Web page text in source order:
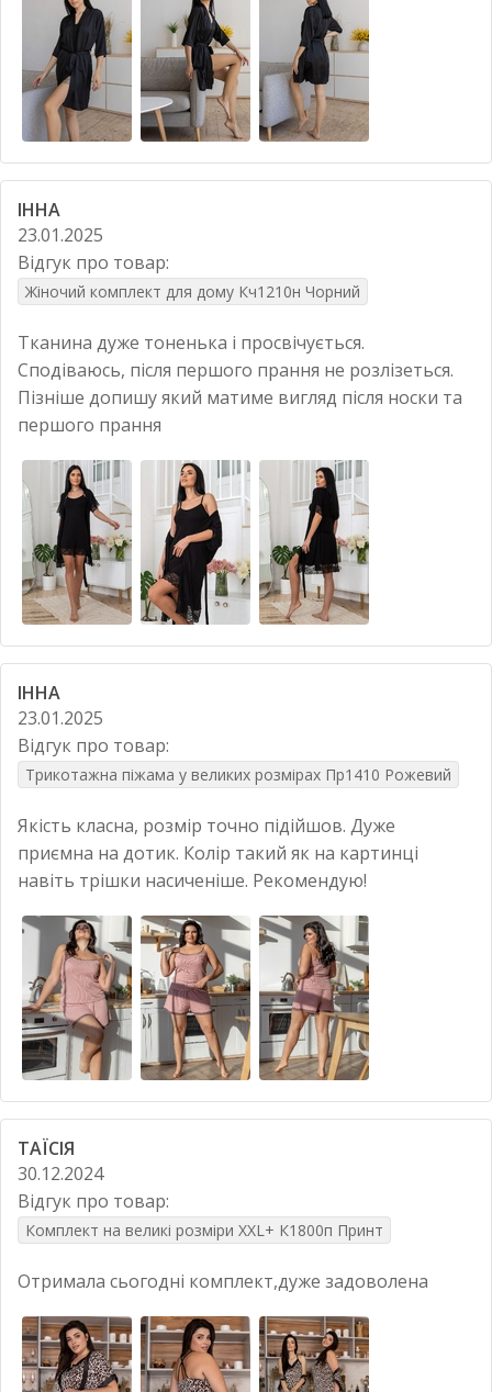
ІННА
23.01.2025
Відгук про товар:
Жіночий комплект для дому Кч1210н Чорний
Тканина дуже тоненька і просвічується.
Сподіваюсь, після першого прання не розлізеться.
Пізніше допишу який матиме вигляд після носки та
першого прання
ІННА
23.01.2025
Відгук про товар:
Трикотажна піжама у великих розмірах Пр1410 Рожевий
Якість класна, розмір точно підійшов. Дуже
приємна на дотик. Колір такий як на картинці
навіть трішки насиченіше. Рекомендую!
ТАЇСІЯ
30.12.2024
Відгук про товар:
Комплект на великі розміри XXL+ К1800п Принт
Отримала сьогодні комплект,дуже задоволена